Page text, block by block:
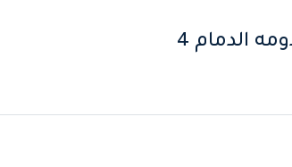
الدمام 4